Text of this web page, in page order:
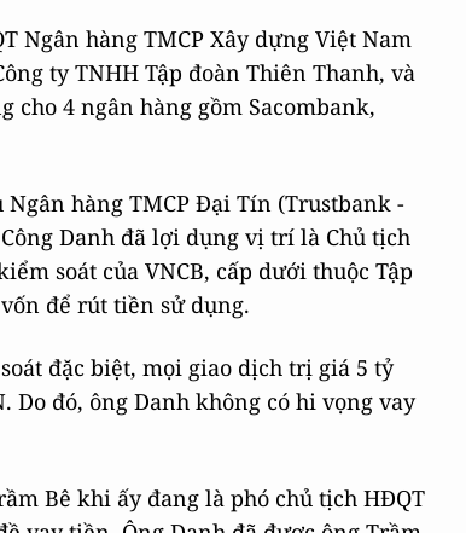
Ngân hàng TMCP Xây dựng Việt Nam
ty TNHH Tập đoàn Thiên Thanh, và
cho 4 ngân hàng gồm Sacombank,
hàng TMCP Đại Tín (Trustbank -
Danh đã lợi dụng vị trí là Chủ tịch
soát của VNCB, cấp dưới thuộc Tập
để rút tiền sử dụng.
đặc biệt, mọi giao dịch trị giá 5 tỷ
Do đó, ông Danh không có hi vọng vay
Bê khi ấy đang là phó chủ tịch HĐQT